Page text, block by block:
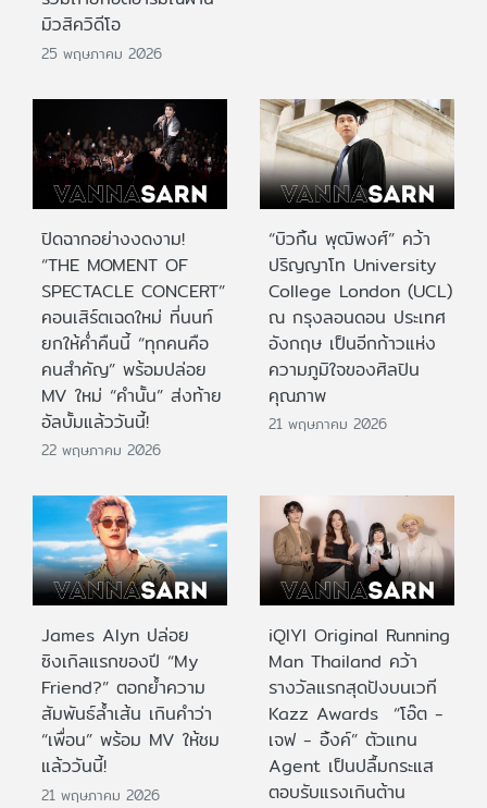
มิวสิควิดีโอ
25 พฤษภาคม 2026
ปิดฉากอย่างงดงาม!
“THE MOMENT OF
SPECTACLE CONCERT”
คอนเสิร์ตเฉดใหม่ ที่นนท์
ยกให้ค่ำคืนนี้ “ทุกคนคือ
คนสำคัญ” พร้อมปล่อย
MV ใหม่ “คำนั้น” ส่งท้าย
อัลบั้มแล้ววันนี้!
22 พฤษภาคม 2026
“บิวกิ้น พุฒิพงศ์” คว้า
ปริญญาโท University
College London (UCL)
ณ กรุงลอนดอน ประเทศ
อังกฤษ เป็นอีกก้าวแห่ง
ความภูมิใจของศิลปิน
คุณภาพ
21 พฤษภาคม 2026
James Alyn ปล่อย
ซิงเกิลแรกของปี “My
Friend?” ตอกย้ำความ
สัมพันธ์ล้ำเส้น เกินคำว่า
“เพื่อน” พร้อม MV ให้ชม
แล้ววันนี้!
21 พฤษภาคม 2026
iQIYI Original Running
Man Thailand คว้า
รางวัลแรกสุดปังบนเวที
Kazz Awards “โอ๊ต -
เจฟ - อิ้งค์” ตัวแทน
Agent เป็นปลื้มกระแส
ตอบรับแรงเกินต้าน